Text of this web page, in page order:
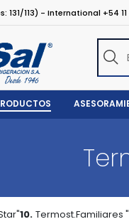
131/113) - International +54
10. Termost.Familiares